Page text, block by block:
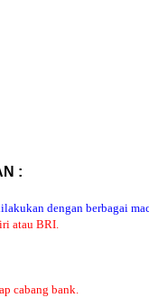
:
dengan berbagai
atau BRI.
cabang bank.